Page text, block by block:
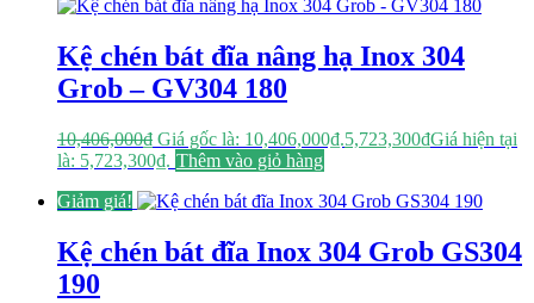
Kệ chén bát đĩa nâng hạ Inox 304
Grob – GV304 180
10,406,000₫ Giá gốc là: 10,406,000₫.5,723,300₫Giá hiện tại
là: 5,723,300₫. Thêm vào giỏ hàng
Giảm giá!
Kệ chén bát đĩa Inox 304 Grob GS304
190